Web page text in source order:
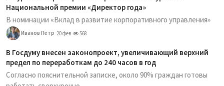
Национальной премии «Директор года»
В номинации «Вклад в развитие корпоративного управления»
Иванов Петр 20 фев 568
В Госдуму внесен законопроект, увеличивающий верхний
предел по переработкам до 240 часов в год
Согласно пояснительной записке, около 90% граждан готовы